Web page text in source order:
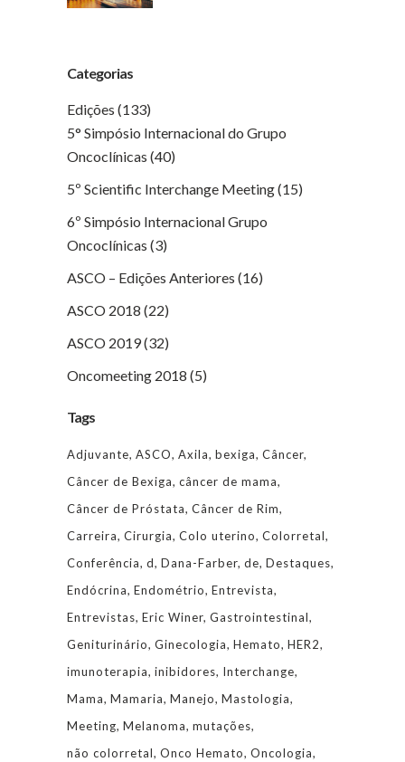
Categorias
Edições (133)
5° Simpósio Internacional do Grupo
Oncoclínicas (40)
5º Scientific Interchange Meeting(15)
6º Simpósio Internacional Grupo
Oncoclínicas (3)
ASCO – Edições Anteriores (16)
ASCO 2018 (22)
ASCO 2019(32)
Oncomeeting 2018 (5)
Tags
Adjuvante ASCO Axila bexiga Câncer
Câncer de Bexiga câncer de mama
Câncer de Próstata Câncer de Rim
Carreira Cirurgia Colo uterino Colorretal
Conferência d Dana-Farber de Destaques
Endócrina Endométrio Entrevista
Entrevistas Eric Winer Gastrointestinal
Geniturinário Ginecologia Hemato HER2
imunoterapia inibidores Interchange
Mama Mamaria Manejo Mastologia
Meeting Melanoma mutações
não colorretal Onco Hemato Oncologia